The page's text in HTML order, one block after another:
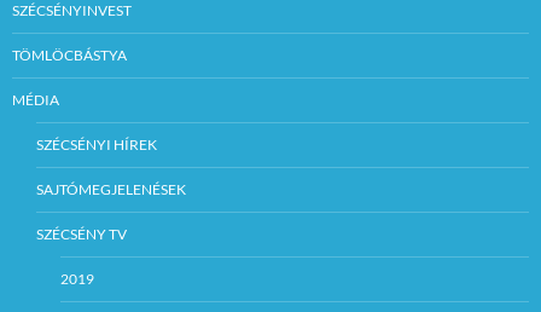
SZÉCSÉNYINVEST
TÖMLÖCBÁSTYA
MÉDIA
SZÉCSÉNYI HÍREK
SAJTÓMEGJELENÉSEK
SZÉCSÉNY TV
2019